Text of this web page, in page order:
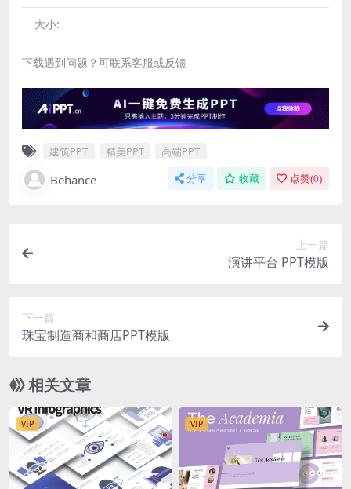
大小:
下载遇到问题？可联系客服或反馈
建筑PPT 精美PPT 高端PPT
Behance 分享 收藏 点赞(0)
上一篇
演讲平台 PPT模版
下一篇
珠宝制造商和商店PPT模版
相关文章
VIP VIP